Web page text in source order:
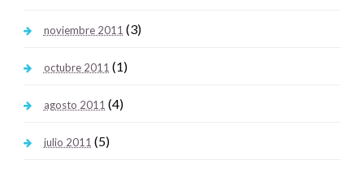
noviembre 2011 (3)
octubre 2011 (1)
agosto 2011 (4)
julio 2011 (5)